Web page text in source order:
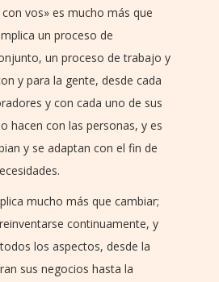
vos» es mucho más que
un proceso de
un proceso de trabajo y
y para la gente, desde cada
y con cada uno de sus
hacen con las personas, y es
y se adaptan con el fin de
mucho más que cambiar;
continuamente, y
los aspectos, desde la
sus negocios hasta la